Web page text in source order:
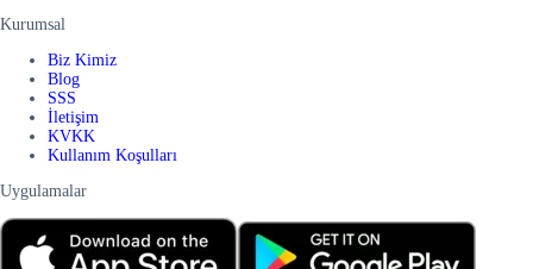
Kurumsal
Biz Kimiz
Blog
SSS
İletişim
KVKK
Kullanım Koşulları
Uygulamalar